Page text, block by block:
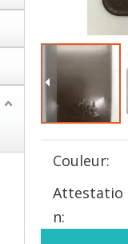
Couleur:
Attestatio
n: